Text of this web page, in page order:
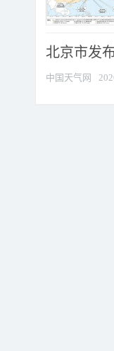
北京市发
中国天气网